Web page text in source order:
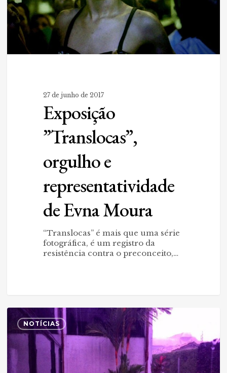
27 de junho de 2017
Exposição
”Translocas”,
orgulho e
representatividade
de Evna Moura
“Translocas” é mais que uma série
fotográfica, é um registro da
resistência contra o preconceito,…
Exposição
marca
36
anos
da
Griffo
NOTÍCIAS
0